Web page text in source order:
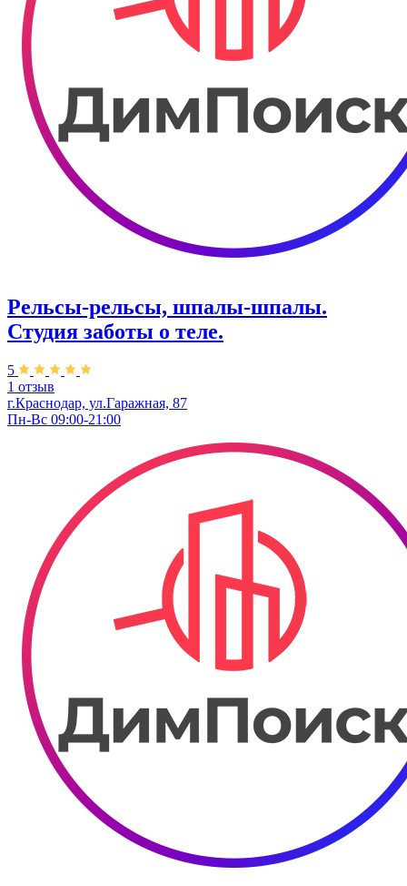
Рельсы-рельсы, шпалы-шпалы.
Студия заботы о теле.
5
1 отзыв
г.Краснодар, ул.​Гаражная, 87
Пн-Вс 09:00-21:00